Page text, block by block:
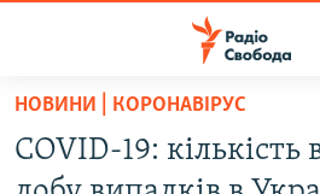
Перейти
основного
матеріалу
ВСЕ ЗА ДОБУ
НОВИНИ | КОРОНАВІРУС
COVID-19: кількість